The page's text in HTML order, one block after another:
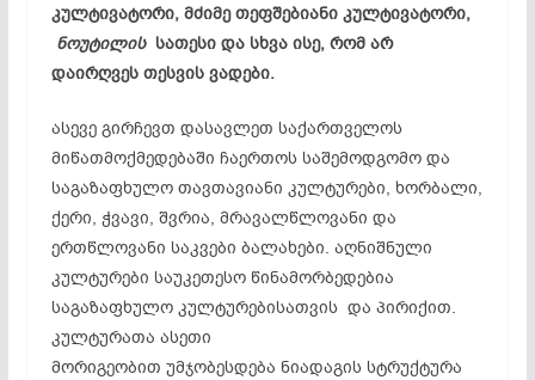
კულტივატორი, მძიმე თეფშებიანი კულტივატორი,
ნოუტილის სათესი და სხვა ისე, რომ არ
დაირღვეს თესვის ვადები.
ასევე გირჩევთ დასავლეთ საქართველოს
მიწათმოქმედებაში ჩაერთოს საშემოდგომო და
საგაზაფხულო თავთავიანი კულტურები, ხორბალი,
ქერი, ჭვავი, შვრია, მრავალწლოვანი და
ერთწლოვანი საკვები ბალახები. აღნიშნული
კულტურები საუკეთესო წინამორბედებია
საგაზაფხულო კულტურებისათვის და პირიქით.
კულტურათა ასეთი
მორიგეობით უმჯობესდება ნიადაგის სტრუქტურა